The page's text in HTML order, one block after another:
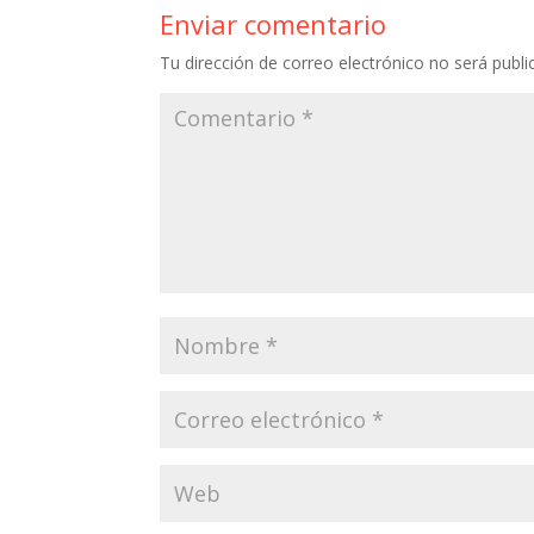
o
k
Enviar comentario
Tu dirección de correo electrónico no será